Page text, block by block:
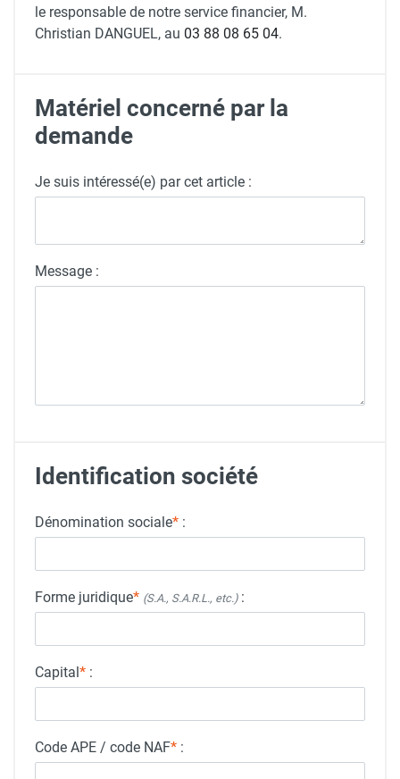
le responsable de notre service financier, M.
Christian DANGUEL, au 03 88 08 65 04.
Matériel concerné par la
demande
Je suis intéressé(e) par cet article :
Message :
Identification société
Dénomination sociale* :
Forme juridique* (S.A., S.A.R.L., etc.):
Capital* :
Code APE / code NAF* :